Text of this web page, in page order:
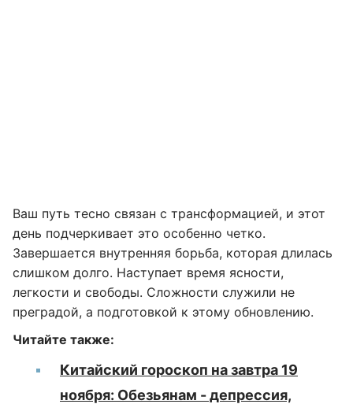
Ваш путь тесно связан с трансформацией, и этот
день подчеркивает это особенно четко.
Завершается внутренняя борьба, которая длилась
слишком долго. Наступает время ясности,
легкости и свободы. Сложности служили не
преградой, а подготовкой к этому обновлению.
Читайте также:
Китайский гороскоп на завтра 19
ноября: Обезьянам - депрессия,